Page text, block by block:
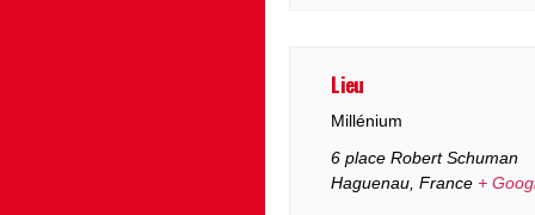
Lieu
Millénium
6 place Robert Schuman
Haguenau France +